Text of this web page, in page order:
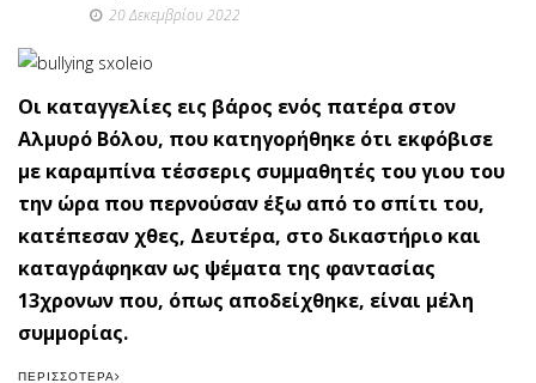
20 Δεκεμβρίου 2022
Οι καταγγελίες εις βάρος ενός πατέρα στον
Αλμυρό Βόλου, που κατηγορήθηκε ότι εκφόβισε
με καραμπίνα τέσσερις συμμαθητές του γιου του
την ώρα που περνούσαν έξω από το σπίτι του,
κατέπεσαν χθες, Δευτέρα, στο δικαστήριο και
καταγράφηκαν ως ψέματα της φαντασίας
13χρoνων που, όπως αποδείχθηκε, είναι μέλη
συμμορίας.
ΠΕΡΙΣΣΌΤΕΡΑ